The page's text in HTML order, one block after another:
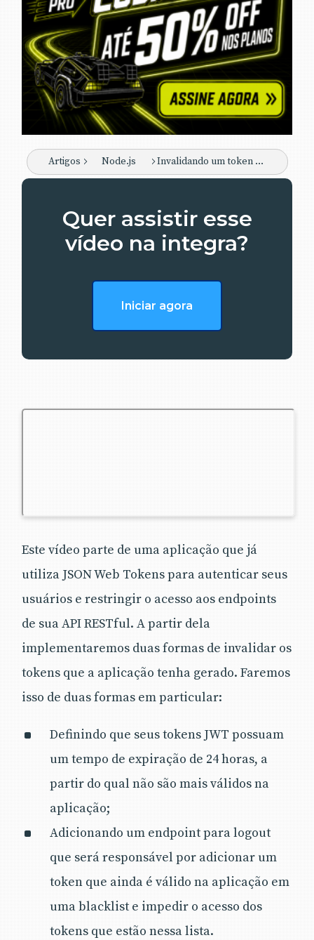
Artigos Node.js Invalidando um token JWT: logout
Quer assistir esse
vídeo na integra?
Iniciar agora
Este vídeo parte de uma aplicação que já
utiliza JSON Web Tokens para autenticar seus
usuários e restringir o acesso aos endpoints
de sua API RESTful. A partir dela
implementaremos duas formas de invalidar os
tokens que a aplicação tenha gerado. Faremos
isso de duas formas em particular:
Definindo que seus tokens JWT possuam
um tempo de expiração de 24 horas, a
partir do qual não são mais válidos na
aplicação;
Adicionando um endpoint para logout
que será responsável por adicionar um
token que ainda é válido na aplicação em
uma blacklist e impedir o acesso dos
tokens que estão nessa lista.